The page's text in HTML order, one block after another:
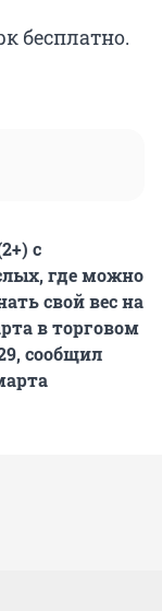
бесплатно.
с
где можно
свой вес на
в торговом
сообщил